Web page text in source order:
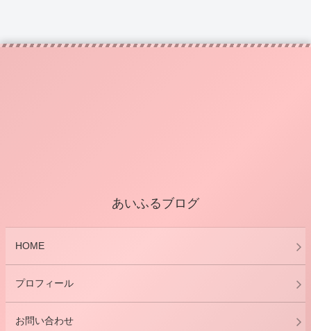
あいふるブログ
HOME
プロフィール
お問い合わせ